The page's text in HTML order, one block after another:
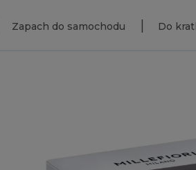
Zapach do samochodu Do